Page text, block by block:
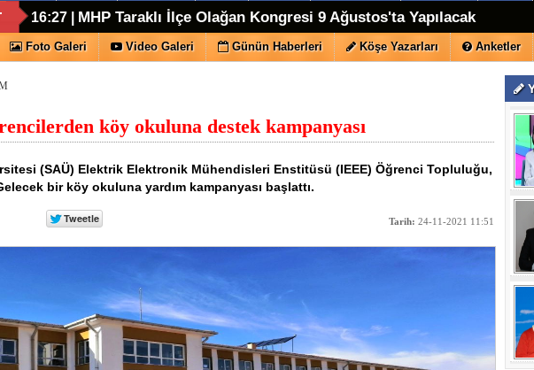
16:27 | MHP Taraklı İlçe Olağan Kongresi 9 Ağustos'ta Yapılacak
Foto Galeri Video Galeri Günün Haberleri Köşe Yazarları Anketler
köy okuluna destek kampanyası
(SAÜ) Elektrik Elektronik Mühendisleri Enstitüsü (IEEE) Öğrenci Topluluğu,
bir köy okuluna yardım kampanyası başlattı.
Tarih: 24-11-2021 11:51